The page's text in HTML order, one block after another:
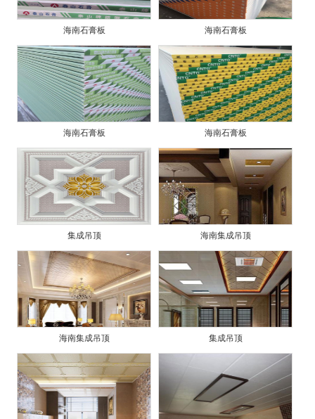
海南石膏板 海南石膏板
海南石膏板 海南石膏板
集成吊顶 海南集成吊顶
海南集成吊顶 集成吊顶